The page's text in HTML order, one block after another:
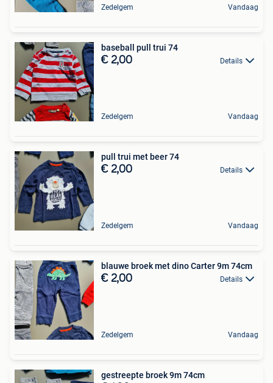
Zedelgem Vandaag
baseball pull trui 74
€ 2,00 Details
Zedelgem Vandaag
pull trui met beer 74
€ 2,00 Details
Zedelgem Vandaag
blauwe broek met dino Carter 9m 74cm
€ 2,00 Details
Zedelgem Vandaag
gestreepte broek 9m 74cm